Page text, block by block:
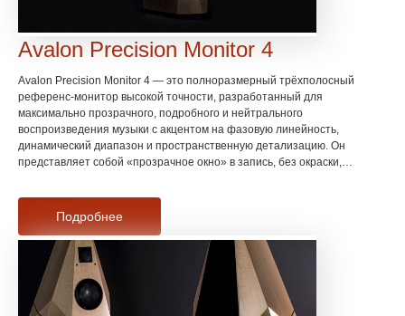
Avalon Precision Monitor 4
Avalon Precision Monitor 4 — это полноразмерный трёхполосный
референс-монитор высокой точности, разработанный для
максимально прозрачного, подробного и нейтрального
воспроизведения музыки с акцентом на фазовую линейность,
динамический диапазон и пространственную детализацию. Он
представляет собой «прозрачное окно» в запись, без окраски,
Подробнее